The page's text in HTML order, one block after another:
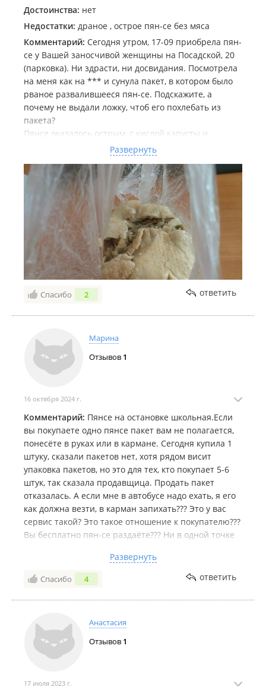
Достоинства: нет
Недостатки: драное , острое пян-се без мяса
Комментарий: Сегодня утром, 17-09 приобрела пян-
се у Вашей заносчивой женщины на Посадской, 20
(парковка). Ни здрасти, ни досвидания. Посмотрела
на меня как на *** и сунула пакет, в котором было
рваное развалившееся пян-се. Подскажите, а
почему не выдали ложку, чтоб его похлебать из
пакета?
Пянсе оказалось острым, с кислой капусты и
совершенно без фарша.
Смотрю, не я одна с Вашим рваным пян-се. Может
действительно, вы их пинаете до точки продажи?
Развернуть
Спасибо 2 ответить
Марина
Отзывов 1
16 октября 2024 г.
Комментарий: Пянсе на остановке школьная.Если
вы покупаете одно пянсе пакет вам не полагается,
понесёте в руках или в кармане. Сегодня купила 1
штуку, сказали пакетов нет, хотя рядом висит
упаковка пакетов, но это для тех, кто покупает 5-6
штук, так сказала продавщица. Продать пакет
отказалась. А если мне в автобусе надо ехать, я его
как должна везти, в карман запихать??? Это у вас
сервис такой? Это такое отношение к покупателю???
Вы бесплатно пян-се раздаёте??? Ни в одной точке
либо покупаешь, не важно сколько штук ты
купил.Мало того, что мне нахамили, ещё и
оскорбили, за то, что я попросила продать мне
пакет. Ситуация абсурдная. О производителе
номера телефона, ничего. Написать обращение
руководству куда? На деревню дедушке?
Развернуть
Спасибо 4 ответить
Анастасия
Отзывов 1
17 июля 2023 г.